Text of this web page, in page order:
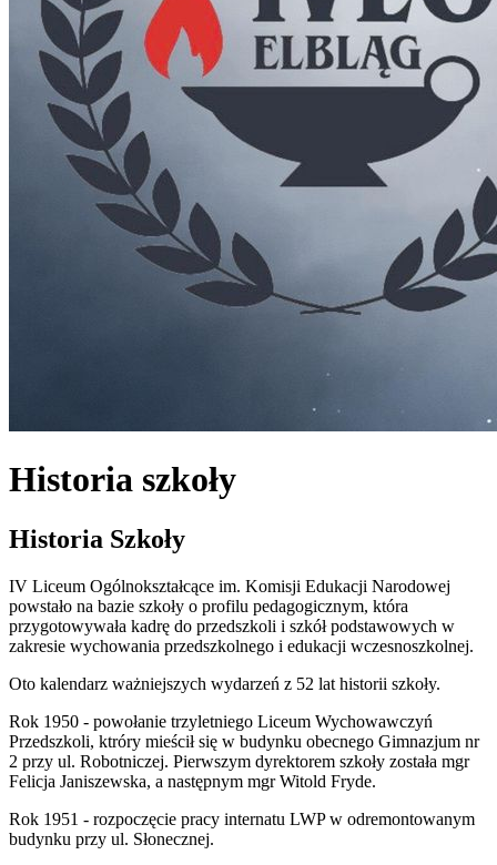
Historia szkoły
Historia Szkoły
IV Liceum Ogólnokształcące im. Komisji Edukacji Narodowej
powstało na bazie szkoły o profilu pedagogicznym, która
przygotowywała kadrę do przedszkoli i szkół podstawowych w
zakresie wychowania przedszkolnego i edukacji wczesnoszkolnej.
Oto kalendarz ważniejszych wydarzeń z 52 lat historii szkoły.
Rok 1950 - powołanie trzyletniego Liceum Wychowawczyń
Przedszkoli, ktróry mieścił się w budynku obecnego Gimnazjum nr
2 przy ul. Robotniczej. Pierwszym dyrektorem szkoły została mgr
Felicja Janiszewska, a następnym mgr Witold Fryde.
Rok 1951 - rozpoczęcie pracy internatu LWP w odremontowanym
budynku przy ul. Słonecznej.